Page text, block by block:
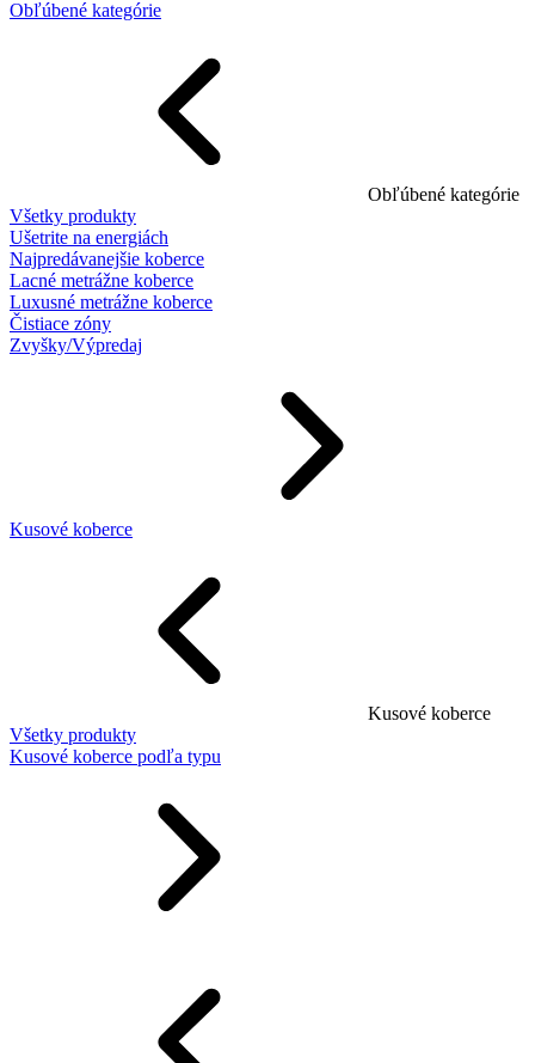
Obľúbené kategórie
Obľúbené kategórie
Všetky produkty
Ušetrite na energiách
Najpredávanejšie koberce
Lacné metrážne koberce
Luxusné metrážne koberce
Čistiace zóny
Zvyšky/Výpredaj
Kusové koberce
Kusové koberce
Všetky produkty
Kusové koberce podľa typu